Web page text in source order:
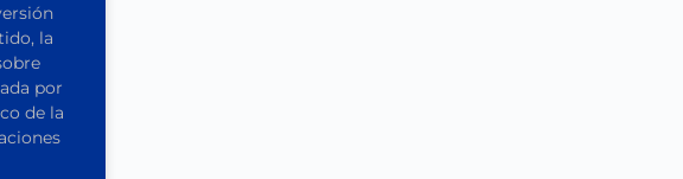
la
por
de la